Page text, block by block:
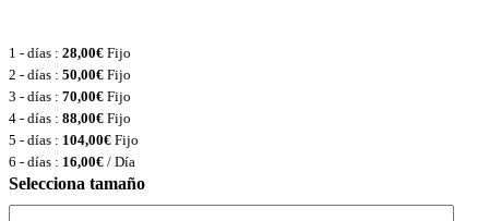
1 - días : 28,00€ Fijo
2 - días : 50,00€ Fijo
3 - días : 70,00€ Fijo
4 - días : 88,00€ Fijo
5 - días : 104,00€ Fijo
6 - días : 16,00€ / Día
Selecciona tamaño